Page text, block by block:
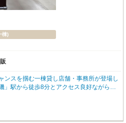
棟)
ンスを掴む一棟貸し店舗・事務所が登場し
」駅から徒歩8分とアクセス良好ながら、
10台完備。お客様も従業員様も安心してお
ったりの前面ガラス張りで、明るく開放
や男女別トイレ、照明器具、ガス・給排水
れる設備も充実しています。徒歩圏内には